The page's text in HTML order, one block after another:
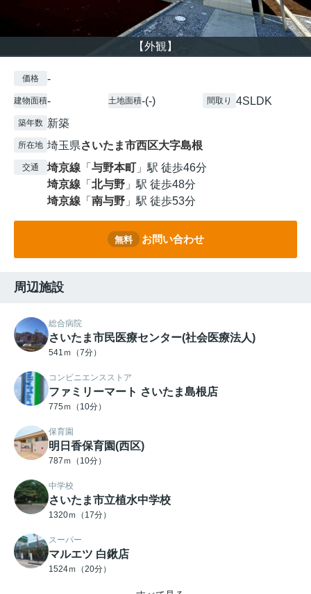
【外観】
価格 -
建物面積- 土地面積-(-) 間取り 4SLDK
築年数 新築
所在地 埼玉県さいたま市西区大字島根
交通 埼京線 「 与野本町 」駅 徒歩46分
埼京線 「 北与野 」駅 徒歩48分
埼京線 「 南与野 」駅 徒歩53分
無料 お問い合わせ
周辺施設
総合病院
さいたま市民医療センター(社会医療法人)
541ｍ（7分）
コンビニエンスストア
ファミリーマート さいたま島根店
775ｍ（10分）
保育園
明日香保育園(西区)
787ｍ（10分）
中学校
さいたま市立植水中学校
1320ｍ（17分）
スーパー
マルエツ 白鍬店
1524ｍ（20分）